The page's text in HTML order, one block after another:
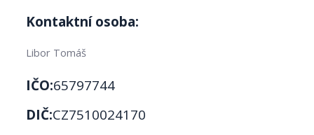
Kontaktní osoba:
Libor Tomáš
IČO:65797744
DIČ:CZ7510024170